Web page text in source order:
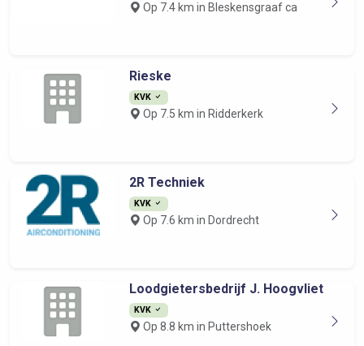
Op 7.4 km in Bleskensgraaf ca
Rieske
KVK
Op 7.5 km in Ridderkerk
2R Techniek
KVK
Op 7.6 km in Dordrecht
Loodgietersbedrijf J. Hoogvliet
KVK
Op 8.8 km in Puttershoek